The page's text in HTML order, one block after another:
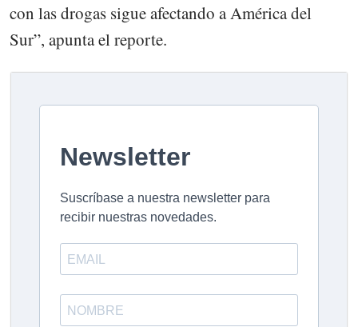
con las drogas sigue afectando a América del
Sur”, apunta el reporte.